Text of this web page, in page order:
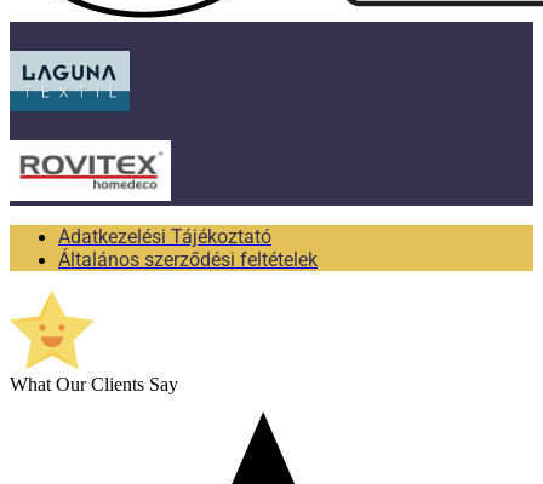
Adatkezelési Tájékoztató
Általános szerződési feltételek
What Our Clients Say